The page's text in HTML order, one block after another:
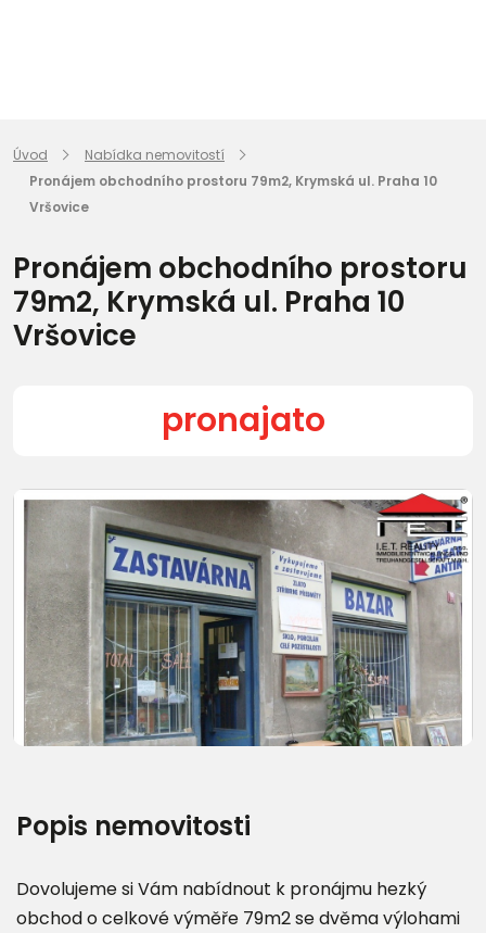
Úvod
Nabídka nemovitostí
Pronájem obchodního prostoru 79m2, Krymská ul. Praha 10
Vršovice
Pronájem obchodního prostoru
79m2, Krymská ul. Praha 10
Vršovice
pronajato
Další fotografie (17)
Popis nemovitosti
Dovolujeme si Vám nabídnout k pronájmu hezký
obchod o celkové výměře 79m2 se dvěma výlohami